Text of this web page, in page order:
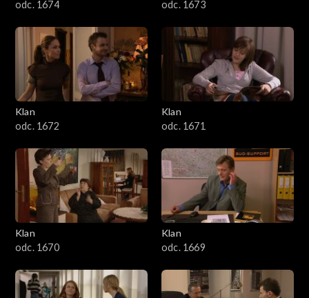
odc. 1674 odc. 1673
Klan
odc. 1672
Klan
odc. 1671
Klan
odc. 1670
Klan
odc. 1669